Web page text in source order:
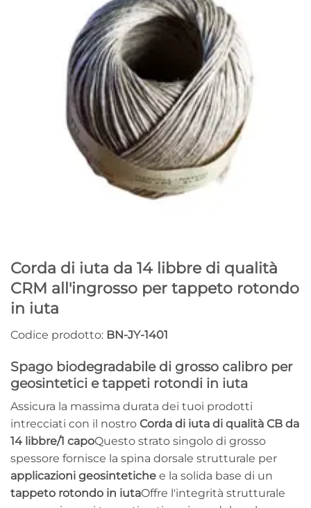
Corda di iuta da 14 libbre di qualità
CRM all'ingrosso per tappeto rotondo
in iuta
Codice prodotto: BN-JY-1401
Spago biodegradabile di grosso calibro per
geosintetici e tappeti rotondi in iuta
Assicura la massima durata dei tuoi prodotti
intrecciati con il nostro Corda di iuta di qualità CB da
14 libbre/1 capoQuesto strato singolo di grosso
spessore fornisce la spina dorsale strutturale per
applicazioni geosintetiche e la solida base di un
tappeto rotondo in iutaOffre l'integrità strutturale